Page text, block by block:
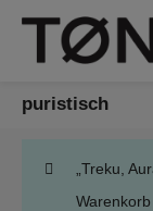
puristisch
„Treku,